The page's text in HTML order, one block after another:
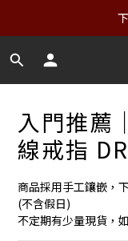
入門推薦
線戒指
商品採用手工鑲嵌，
(不含假日)
不定期有少量現貨，